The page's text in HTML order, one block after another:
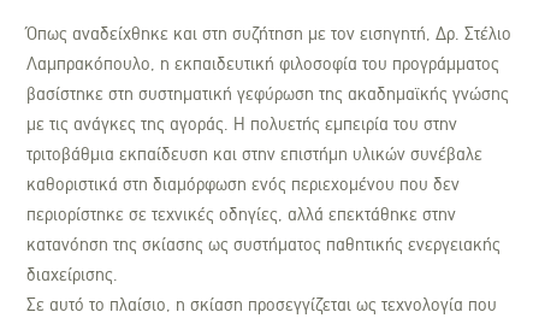
Όπως αναδείχθηκε και στη συζήτηση με τον εισηγητή, Δρ. Στέλιο
Λαμπρακόπουλο, η εκπαιδευτική φιλοσοφία του προγράμματος
βασίστηκε στη συστηματική γεφύρωση της ακαδημαϊκής γνώσης
με τις ανάγκες της αγοράς. Η πολυετής εμπειρία του στην
τριτοβάθμια εκπαίδευση και στην επιστήμη υλικών συνέβαλε
καθοριστικά στη διαμόρφωση ενός περιεχομένου που δεν
περιορίστηκε σε τεχνικές οδηγίες, αλλά επεκτάθηκε στην
κατανόηση της σκίασης ως συστήματος παθητικής ενεργειακής
διαχείρισης.
Σε αυτό το πλαίσιο, η σκίαση προσεγγίζεται ως τεχνολογία που